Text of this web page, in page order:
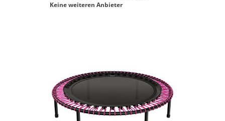
Keine weiteren Anbieter